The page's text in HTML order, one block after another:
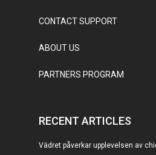
CONTACT SUPPORT
ABOUT US
PARTNERS PROGRAM
RECENT ARTICLES
Vädret påverkar upplevelsen av